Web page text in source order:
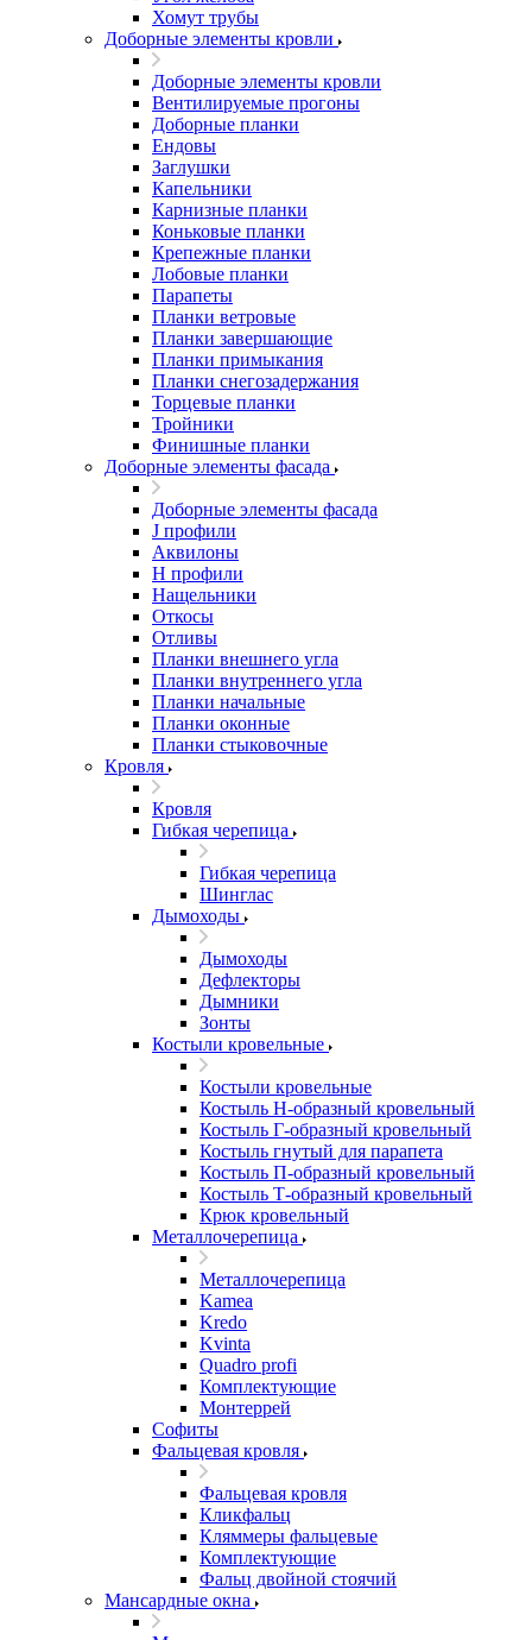
Хомут трубы
Доборные элементы кровли
Доборные элементы кровли
Вентилируемые прогоны
Доборные планки
Ендовы
Заглушки
Капельники
Карнизные планки
Коньковые планки
Крепежные планки
Лобовые планки
Парапеты
Планки ветровые
Планки завершающие
Планки примыкания
Планки снегозадержания
Торцевые планки
Тройники
Финишные планки
Доборные элементы фасада
Доборные элементы фасада
J профили
Аквилоны
Н профили
Нащельники
Откосы
Отливы
Планки внешнего угла
Планки внутреннего угла
Планки начальные
Планки оконные
Планки стыковочные
Кровля
Кровля
Гибкая черепица
Гибкая черепица
Шинглас
Дымоходы
Дымоходы
Дефлекторы
Дымники
Зонты
Костыли кровельные
Костыли кровельные
Костыль H-образный кровельный
Костыль Г-образный кровельный
Костыль гнутый для парапета
Костыль П-образный кровельный
Костыль Т-образный кровельный
Крюк кровельный
Металлочерепица
Металлочерепица
Kamea
Kredo
Kvinta
Quadro profi
Комплектующие
Монтеррей
Софиты
Фальцевая кровля
Фальцевая кровля
Кликфальц
Кляммеры фальцевые
Комплектующие
Фальц двойной стоячий
Мансардные окна